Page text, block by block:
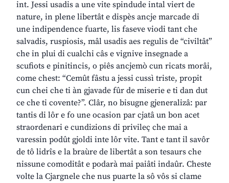
int. Jessi usadis a une vite spindude intal viert de
nature, in plene libertât e dispès ancje marcade di
une indipendence fuarte, lis faseve viodi tant che
salvadis, ruspiosis, mâl usadis aes regulis de “civiltât”
che in plui di cualchi câs e vignive insegnade a
scufiots e pinitincis, o piês ancjemò cun ricats morâi,
come chest: “Cemût fâstu a jessi cussì triste, propit
cun chei che ti àn gjavade fûr de miserie e ti dan dut
ce che ti covente?”. Clâr, no bisugne gjeneralizâ: par
tantis di lôr e fo une ocasion par cjatâ un bon acet
straordenari e cundizions di privileç che mai a
varessin podût gjoldi inte lôr vite. Tant e tant il savôr
de tô lidrîs e la braùre de libertât a son tesaurs che
nissune comoditât e podarà mai paiâti indaûr. Cheste
volte la Cjargnele che nus puarte la sô vôs si clame